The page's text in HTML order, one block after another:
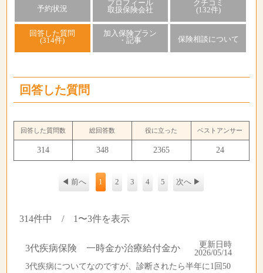
予約状況
プロフィール
取扱保険会社
クチコミ
(132件)
回答した質問
(314件)
加入保険プラン
・記事
保険相談について
回答した質問
回答した質問数 総回答数 役に立った ベストアンサー
314 348 2365 24
◀ 前へ 1 2 3 4 5 次へ ▶
314件中 / 1〜3件を表示
3代疾病保険 一時金か治療給付金か
更新日時
2026/05/14
3代疾病についてなのですが、診断されたら半年に1回50